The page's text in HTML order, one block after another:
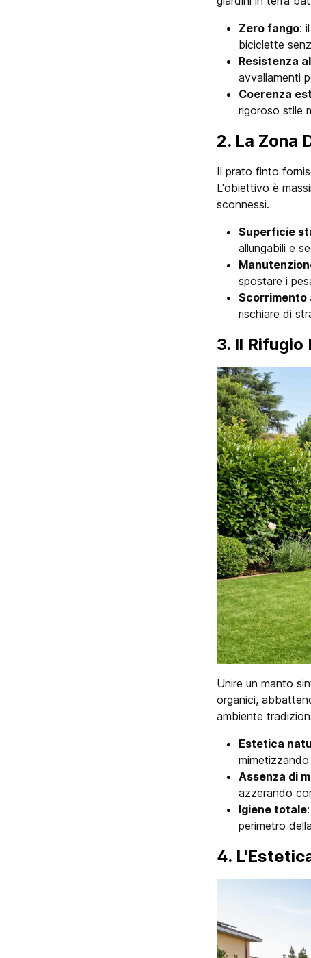
Zero fango:
biciclette
Resistenza
avvallamenti
Coerenza
rigoroso stile
2. La Zona
Il prato finto
L'obiettivo è
sconnessi.
Superficie
allungabili e
spostare i
Scorrimento
rischiare di
3. Il
Unire un manto
organici,
ambiente
Estetica
Assenza di
azzerando
Igiene totale
perimetro
4.